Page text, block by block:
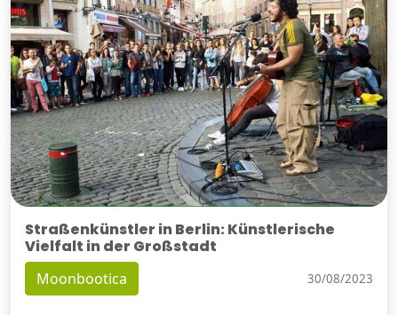
Straßenkünstler in Berlin: Künstlerische
Vielfalt in der Großstadt
Moonbootica 30/08/2023